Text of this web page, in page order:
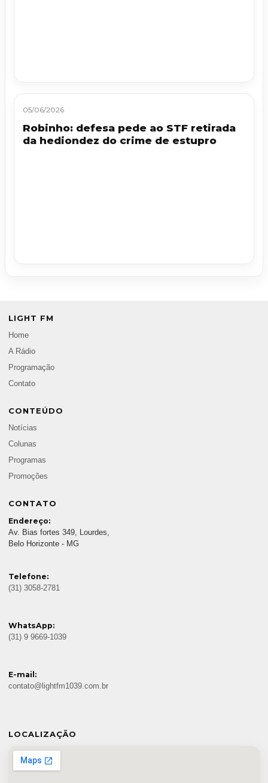
05/06/2026
Robinho: defesa pede ao STF retirada
da hediondez do crime de estupro
LIGHT FM
Home
A Rádio
Programação
Contato
CONTEÚDO
Notícias
Colunas
Programas
Promoções
CONTATO
Endereço:
Av. Bias fortes 349, Lourdes,
Belo Horizonte - MG
Telefone:
(31) 3058-2781
WhatsApp:
(31) 9 9669-1039
E-mail:
contato@lightfm1039.com.br
LOCALIZAÇÃO